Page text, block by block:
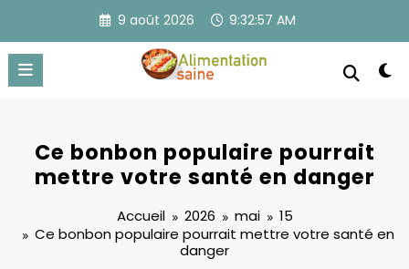
contenu
9 août 2026 9:32:57 AM
Ce bonbon populaire pourrait
mettre votre santé en danger
Accueil 2026 mai
15
Ce bonbon populaire pourrait mettre votre santé en
danger